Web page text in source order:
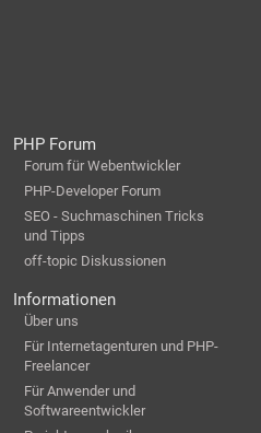
PHP Forum
Forum für Webentwickler
PHP-Developer Forum
SEO - Suchmaschinen Tricks
und Tipps
off-topic Diskussionen
Informationen
Über uns
Für Internetagenturen und PHP-
Freelancer
Für Anwender und
Softwareentwickler